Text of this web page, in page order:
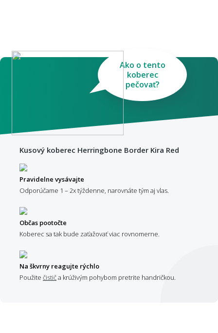
Ako o tento
koberec
pečovať?
Kusový koberec Herringbone Border Kira Red
Pravidelne vysávajte
Odporúčame 1 – 2x týždenne, narovnáte tým aj vlas.
Občas pootočte
Koberec sa tak bude zaťažovať viac rovnomerne.
Na škvrny reagujte rýchlo
Použite čističa krúživým pohybom pretrite handričkou.